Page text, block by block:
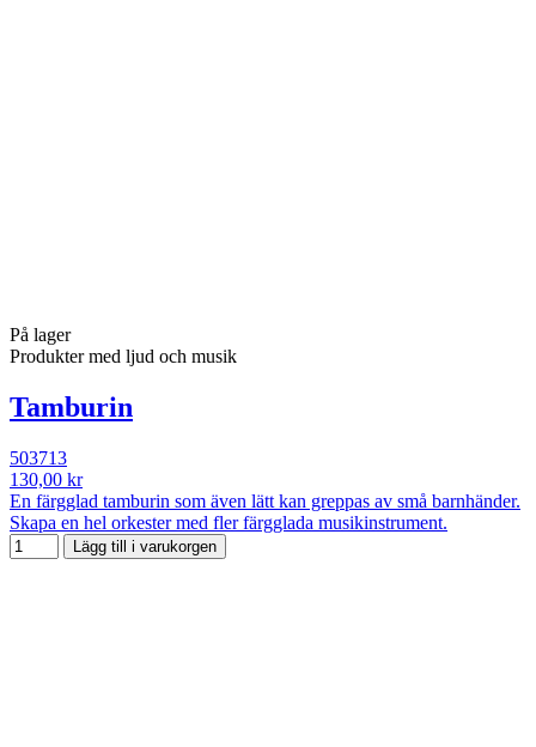
På lager
Produkter med ljud och musik
Tamburin
503713
130,00 kr
En färgglad tamburin som även lätt kan greppas av små barnhänder.
Skapa en hel orkester med fler färgglada musikinstrument.
Lägg till i varukorgen